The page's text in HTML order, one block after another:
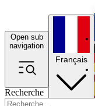
Open sub
navigation
Recherche
Français